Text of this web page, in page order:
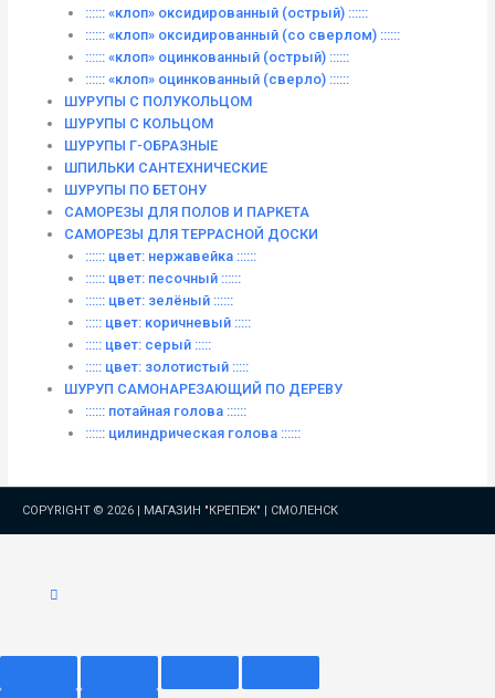
:::::: «клоп» оксидированный (острый) ::::::
:::::: «клоп» оксидированный (со сверлом) ::::::
:::::: «клоп» оцинкованный (острый) ::::::
:::::: «клоп» оцинкованный (сверло) ::::::
ШУРУПЫ С ПОЛУКОЛЬЦОМ
ШУРУПЫ С КОЛЬЦОМ
ШУРУПЫ Г-ОБРАЗНЫЕ
ШПИЛЬКИ САНТЕХНИЧЕСКИЕ
ШУРУПЫ ПО БЕТОНУ
САМОРЕЗЫ ДЛЯ ПОЛОВ И ПАРКЕТА
САМОРЕЗЫ ДЛЯ ТЕРРАСНОЙ ДОСКИ
:::::: цвет: нержавейка ::::::
:::::: цвет: песочный ::::::
:::::: цвет: зелёный ::::::
::::: цвет: коричневый :::::
::::: цвет: серый :::::
::::: цвет: золотистый :::::
ШУРУП САМОНАРЕЗАЮЩИЙ ПО ДЕРЕВУ
:::::: потайная голова ::::::
:::::: цилиндрическая голова ::::::
COPYRIGHT © 2026 | МАГАЗИН "КРЕПЕЖ" | СМОЛЕНСК